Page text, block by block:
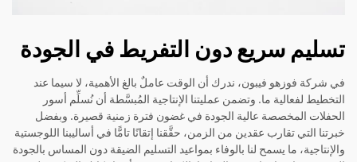
تسليم سريع دون التفريط في الجودة
في شركة فوزهو فيبون، ندرك أن الوقت عاملٌ بالغ الأهمية، لا سيما عند
التخطيط لفعالية ما. وتضمن عمليتنا الإنتاجية المُبسَّطة أن نُسلِّم أسور
الحفلات المخصصة عالية الجودة في غضون فترة زمنية قصيرة. وبفضل
خبرتنا التي تقارب عقدين من الزمن، حقَّقنا إتقانًا تامًّا في أساليبنا اللوجستية
والإنتاجية، ما يسمح لنا بالوفاء بمواعيد التسليم الضيقة دون المساس بالجودة